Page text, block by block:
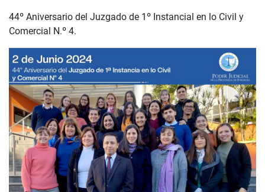
44º Aniversario del Juzgado de 1º Instancial en lo Civil y
Comercial N.º 4.